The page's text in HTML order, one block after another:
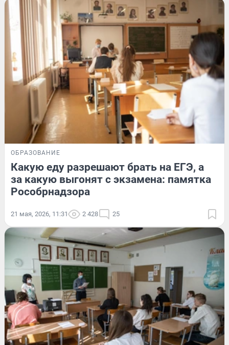
ОБРАЗОВАНИЕ
Какую еду разрешают брать на ЕГЭ, а
за какую выгонят с экзамена: памятка
Рособрнадзора
21 мая, 2026, 11:31 2 428 25